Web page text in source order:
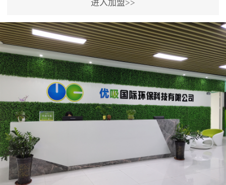
专利保护优势、双甲资质
企业（“室内环境净化治理
甲级施工资质”“室内环境
污染治理资质等级证
书”）、拥有多名高级《环
境工程高级工程师》室内
空气治理资格认证的治理
人员、掌握室内空气净化
治理实用技术和五项专利
技术、八项计算机软件著
作权登记证书等。研发实
进入加盟>>